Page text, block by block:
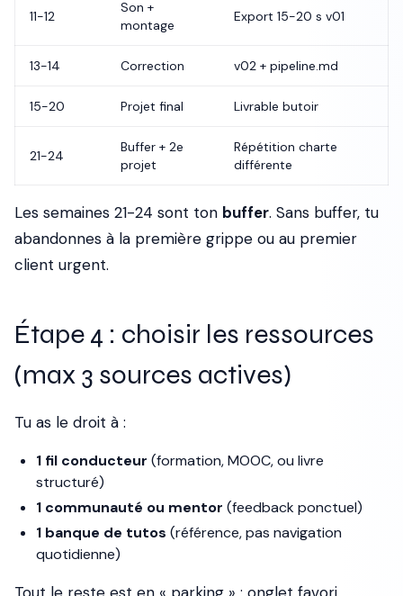
11-12
Son +
montage
Export 15-20 s v01
13-14 Correction v02 + pipeline.md
15-20 Projet final Livrable butoir
21-24
Buffer + 2e
projet
Répétition charte
différente
Les semaines 21-24 sont ton buffer. Sans buffer, tu
abandonnes à la première grippe ou au premier
client urgent.
Étape 4 : choisir les ressources
(max 3 sources actives)
Tu as le droit à :
1 fil conducteur (formation, MOOC, ou livre
structuré)
1 communauté ou mentor (feedback ponctuel)
1 banque de tutos (référence, pas navigation
quotidienne)